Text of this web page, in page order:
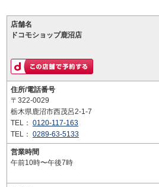
店舗名
ドコモショップ鹿沼店
住所/電話番号
〒322-0029
栃木県鹿沼市西茂呂2-1-7
TEL： 0120-117-163
TEL： 0289-63-5133
営業時間
午前10時〜午後7時